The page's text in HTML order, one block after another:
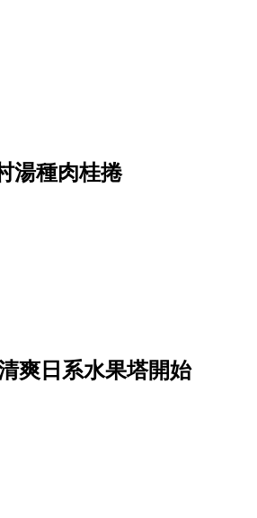
湯種肉桂捲
爽日系水果塔開始